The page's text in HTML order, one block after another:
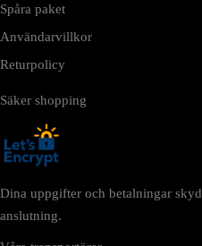
Spåra paket
Användarvillkor
Returpolicy
Säker shopping
Dina uppgifter och betalningar
anslutning.